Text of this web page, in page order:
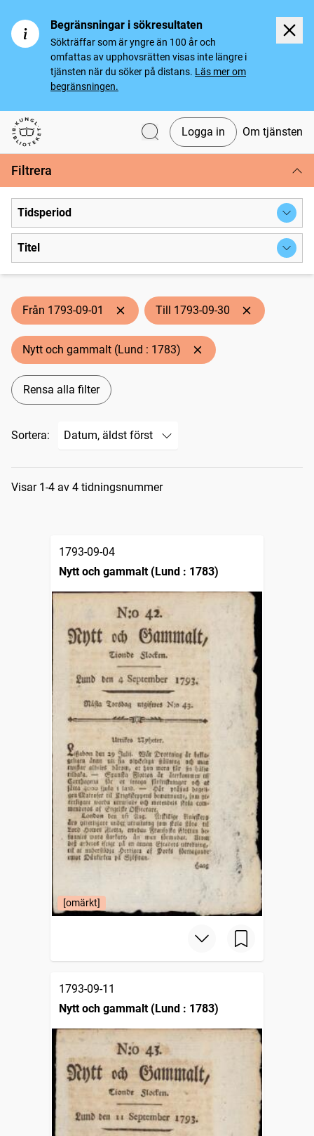
Begränsningar i sökresultaten
Sökträffar som är yngre än 100 år och
omfattas av upphovsrätten visas inte längre i
tjänsten när du söker på distans. Läs mer om
begränsningen.
Svenska tidningar
Logga in Om tjänsten
Filtrera
Tidsperiod
Titel
Från 1793-09-01 Till 1793-09-30
Nytt och gammalt (Lund : 1783)
Rensa alla filter
Sortera:
Sökresultat
Visar 1-4 av 4 tidningsnummer
1793-09-04
Nytt och gammalt (Lund : 1783)
[omärkt]
1793-09-11
Nytt och gammalt (Lund : 1783)